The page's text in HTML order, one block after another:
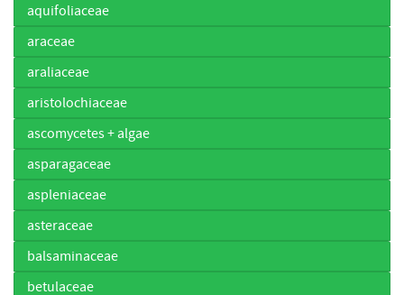
aquifoliaceae
araceae
araliaceae
aristolochiaceae
ascomycetes + algae
asparagaceae
aspleniaceae
asteraceae
balsaminaceae
betulaceae